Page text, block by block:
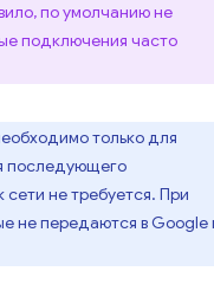
по умолчанию не
подключения часто
только для
последующего
не требуется. При
не передаются в Google